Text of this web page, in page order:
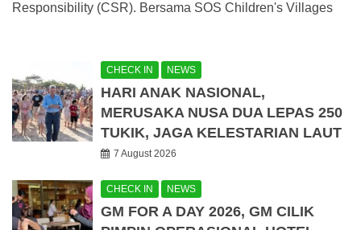
Responsibility (CSR). Bersama SOS Children's Villages
CHECK IN NEWS
HARI ANAK NASIONAL,
MERUSAKA NUSA DUA LEPAS 250
TUKIK, JAGA KELESTARIAN LAUT
7 August 2026
CHECK IN NEWS
GM FOR A DAY 2026, GM CILIK